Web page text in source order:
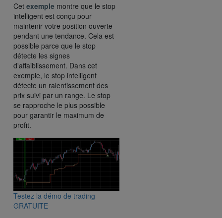
Cet exemple montre que le stop
intelligent est conçu pour
maintenir votre position ouverte
pendant une tendance. Cela est
possible parce que le stop
détecte les signes
d'affaiblissement. Dans cet
exemple, le stop intelligent
détecte un ralentissement des
prix suivi par un range. Le stop
se rapproche le plus possible
pour garantir le maximum de
profit.
Testez la démo de trading
GRATUITE